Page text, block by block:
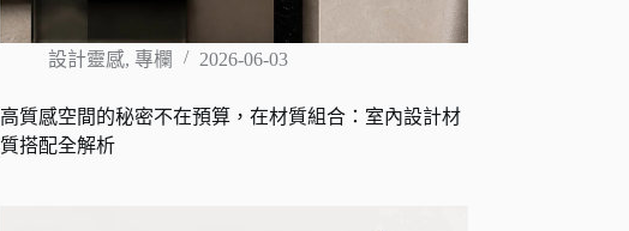
設計靈感, 專欄 2026-06-03
高質感空間的秘密不在預算，在材質組合：室內設計材
質搭配全解析